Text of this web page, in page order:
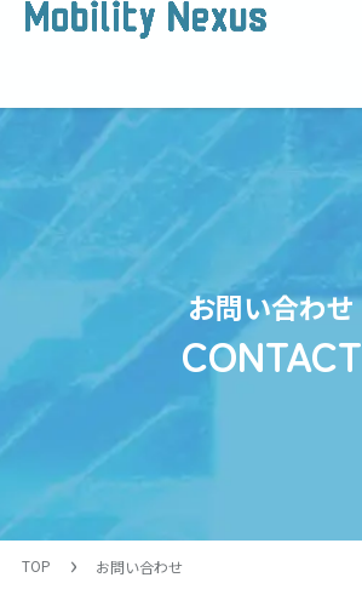
お問い合わせ
CONTACT
TOP お問い合わせ